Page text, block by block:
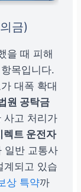
금)
을 때 피해
목입니다.
대폭 확대
원 공탁금
사고 처리가
렉트 운전자
일반 교통사
계되고 있습
상 특약까